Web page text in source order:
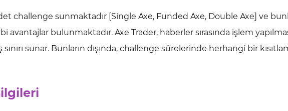
challenge sunmaktadır [Single Axe, Funded Axe, Double Axe] ve
avantajlar bulunmaktadır. Axe Trader, haberler sırasında işlem
sunar. Bunların dışında, challenge sürelerinde herhangi bir